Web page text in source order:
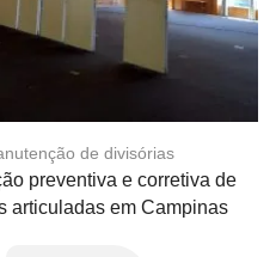
de divisórias
preventiva e corretiva de
articuladas em Campinas